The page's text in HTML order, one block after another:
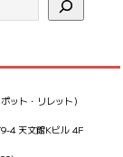
ト・リレット）
4 天文館Kビル 4F